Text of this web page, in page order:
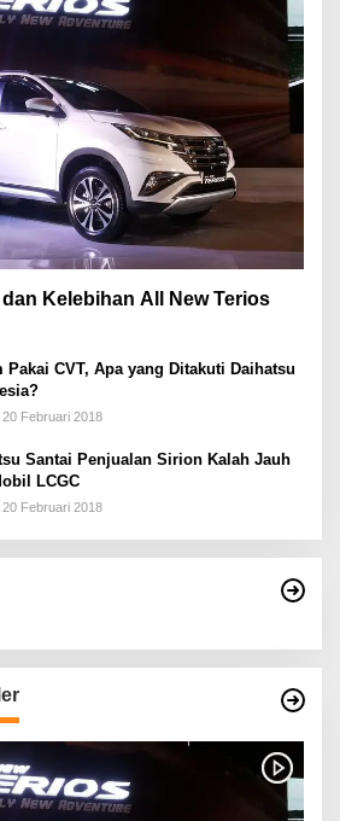
Kelebihan All New Terios
Pakai CVT, Apa yang Ditakuti Daihatsu
Februari 2018
Santai Penjualan Sirion Kalah Jauh
LCGC
Februari 2018